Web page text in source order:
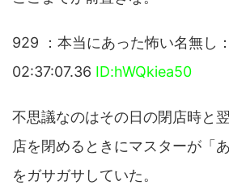
929 ：本当にあった怖い名無し
02:37:07.36 ID:hWQkiea50
不思議なのはその日の閉店時と翌
店を閉めるときにマスターが「
をガサガサしていた。